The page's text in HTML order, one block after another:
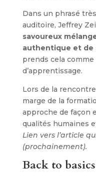
Dans un phrasé
auditoire, Jeffrey
savoureux
authentique et de
prends cela comme
d’apprentissage.
Lors de la
marge de la
approche de façon
qualités humaines
Lien vers l’article
(prochainement).
Back to basics